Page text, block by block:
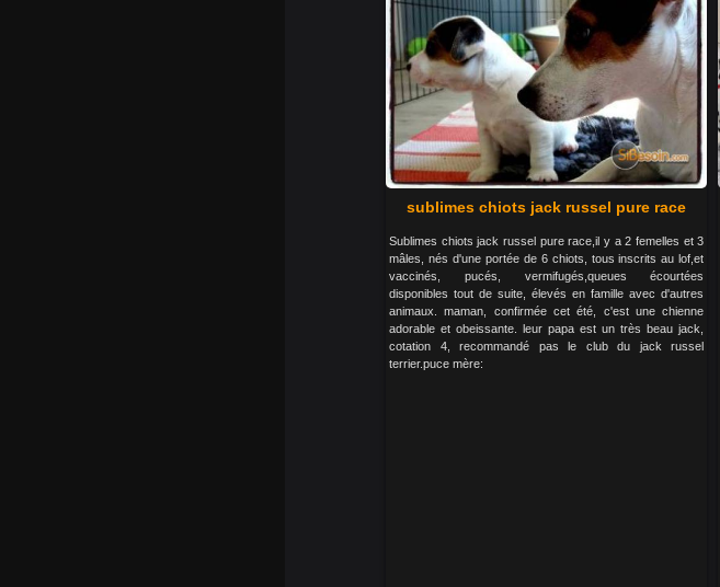
sublimes chiots jack russel pure race
Sublimes chiots jack russel pure race,il y a 2 femelles et 3
mâles, nés d'une portée de 6 chiots, tous inscrits au lof,et
vaccinés, pucés, vermifugés,queues écourtées
disponibles tout de suite, élevés en famille avec d'autres
animaux. maman, confirmée cet été, c'est une chienne
adorable et obeissante. leur papa est un très beau jack,
cotation 4, recommandé pas le club du jack russel
terrier.puce mère: